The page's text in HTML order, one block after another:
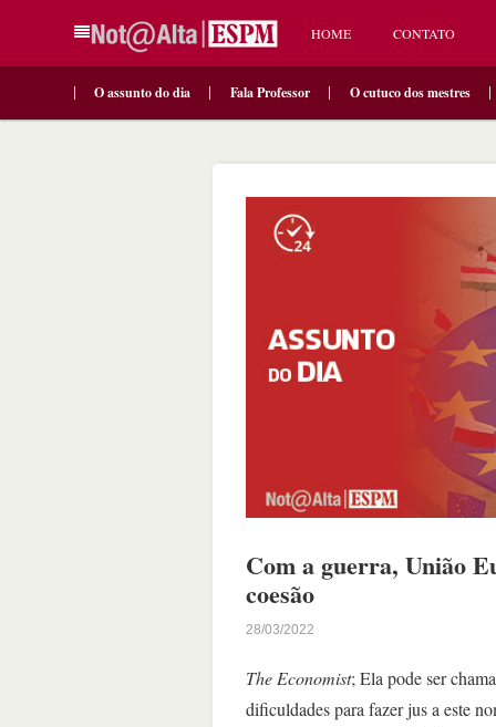
HOME CONTATO
O assunto do dia Fala Professor O cutuco dos mestres
Com a guerra, União
coesão
28/03/2022
The Economist; Ela pode ser
dificuldades para fazer jus a este